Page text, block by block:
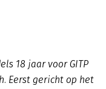
18 jaar voor GITP
Eerst gericht op het